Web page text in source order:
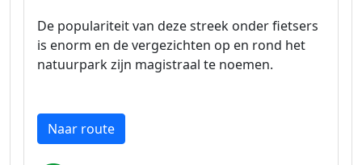
De populariteit van deze streek onder fietsers
is enorm en de vergezichten op en rond het
natuurpark zijn magistraal te noemen.
Naar route